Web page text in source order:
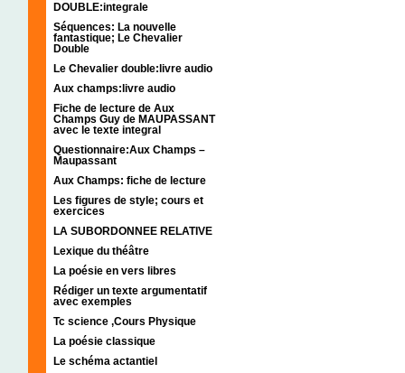
DOUBLE:integrale
Séquences: La nouvelle
fantastique; Le Chevalier
Double
Le Chevalier double:livre audio
Aux champs:livre audio
Fiche de lecture de Aux
Champs Guy de MAUPASSANT
avec le texte integral
Questionnaire:Aux Champs –
Maupassant
Aux Champs: fiche de lecture
Les figures de style; cours et
exercices
LA SUBORDONNEE RELATIVE
Lexique du théâtre
La poésie en vers libres
Rédiger un texte argumentatif
avec exemples
Tc science ,Cours Physique
La poésie classique
Le schéma actantiel